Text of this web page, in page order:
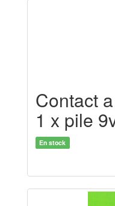
Contact
1 x pile
En stock